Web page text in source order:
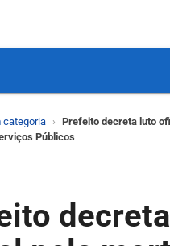
categoria
Prefeito decreta luto
Públicos